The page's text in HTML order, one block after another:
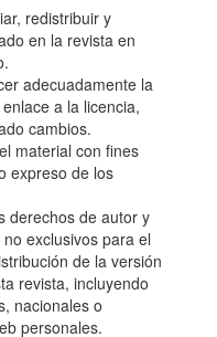
redistribuir y
en la revista en
adecuadamente la
a la licencia,
cambios.
material con fines
expreso de los
derechos de autor y
exclusivos para el
de la versión
revista, incluyendo
nacionales o
personales.